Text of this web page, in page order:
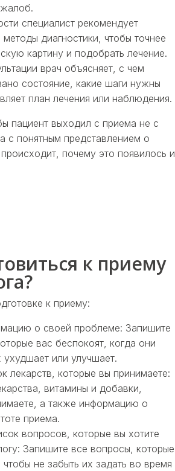
специалист рекомендует
диагностики, чтобы точнее
картину и подобрать лечение.
врач объясняет, с чем
состояние, какие шаги нужны
план лечения или наблюдения.
пациент выходил с приема не с
с понятным представлением о
почему это появилось и
к приему
к приему:
о своей проблеме: Запишите
вас беспокоят, когда они
ухудшает или улучшает.
лекарств, которые вы принимаете:
витамины и добавки,
а также информацию о
приема.
вопросов, которые вы хотите
Запишите все вопросы, которые
не забыть их задать во время